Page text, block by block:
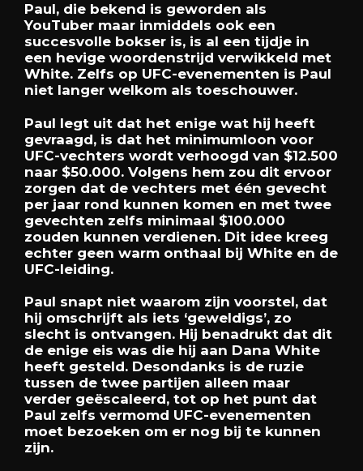
Paul, die bekend is geworden als
YouTuber maar inmiddels ook een
succesvolle bokser is, is al een tijdje in
een hevige woordenstrijd verwikkeld met
White. Zelfs op UFC-evenementen is Paul
niet langer welkom als toeschouwer.
Paul legt uit dat het enige wat hij heeft
gevraagd, is dat het minimumloon voor
UFC-vechters wordt verhoogd van $12.500
naar $50.000. Volgens hem zou dit ervoor
zorgen dat de vechters met één gevecht
per jaar rond kunnen komen en met twee
gevechten zelfs minimaal $100.000
zouden kunnen verdienen. Dit idee kreeg
echter geen warm onthaal bij White en de
UFC-leiding.
Paul snapt niet waarom zijn voorstel, dat
hij omschrijft als iets ‘geweldigs’, zo
slecht is ontvangen. Hij benadrukt dat dit
de enige eis was die hij aan Dana White
heeft gesteld. Desondanks is de ruzie
tussen de twee partijen alleen maar
verder geëscaleerd, tot op het punt dat
Paul zelfs vermomd UFC-evenementen
moet bezoeken om er nog bij te kunnen
zijn.